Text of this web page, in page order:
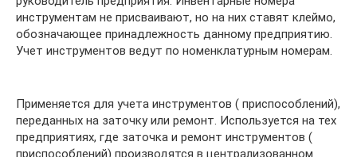
инструментам не присваивают, но на них ставят клеймо,
обозначающее принадлежность данному предприятию.
Учет инструментов ведут по номенклатурным номерам.
Применяется для учета инструментов ( приспособлений),
переданных на заточку или ремонт. Используется на тех
предприятиях, где заточка и ремонт инструментов (
приспособлений) производятся в централизованном